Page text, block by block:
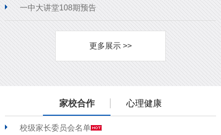
一中大讲堂108期预告
更多展示 >>
家校合作 心理健康
校级家长委员会名单